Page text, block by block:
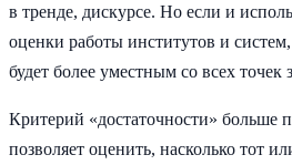
в тренде, дискурсе. Но если и
оценки работы институтов и
будет более уместным со всех точек
Критерий «достаточности» больше
позволяет оценить, насколько тот